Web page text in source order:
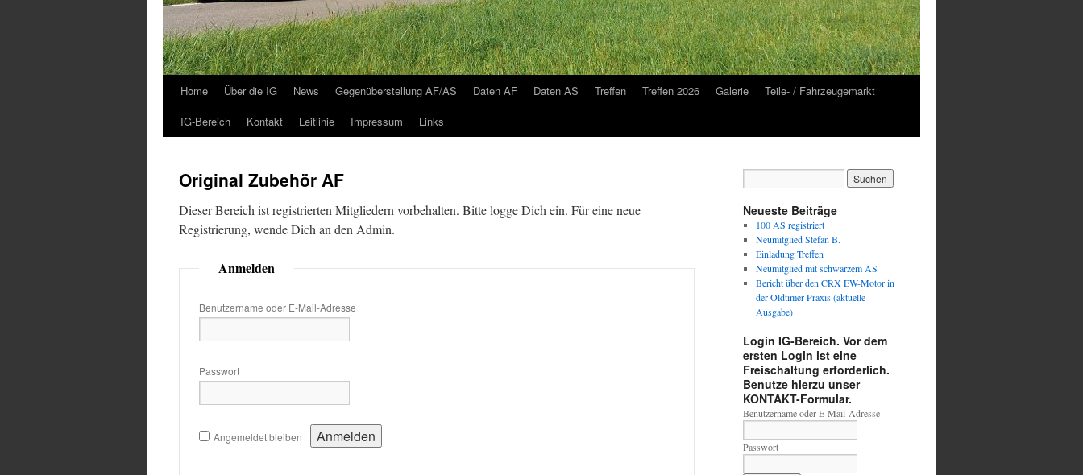
Home Über die IG News Gegenüberstellung AF/AS Daten AF Daten AS Treffen Treffen 2026 Galerie
Teile- / Fahrzeugemarkt
IG-Bereich
Kontakt Leitlinie Impressum Links
Original Zubehör AF
Dieser Bereich ist registrierten Mitgliedern vorbehalten. Bitte logge Dich ein. Für eine neue
Registrierung, wende Dich an den Admin.
Anmelden
Benutzername oder E-Mail-Adresse
Passwort
Angemeldet bleiben
Neueste Beiträge
100 AS registriert
Neumitglied Stefan B.
Einladung Treffen
Neumitglied mit schwarzem AS
Bericht über den CRX EW-Motor in
der Oldtimer-Praxis (aktuelle
Ausgabe)
Login IG-Bereich. Vor dem
ersten Login ist eine
Freischaltung erforderlich.
Benutze hierzu unser
KONTAKT-Formular.
Benutzername oder E-Mail-Adresse
Passwort